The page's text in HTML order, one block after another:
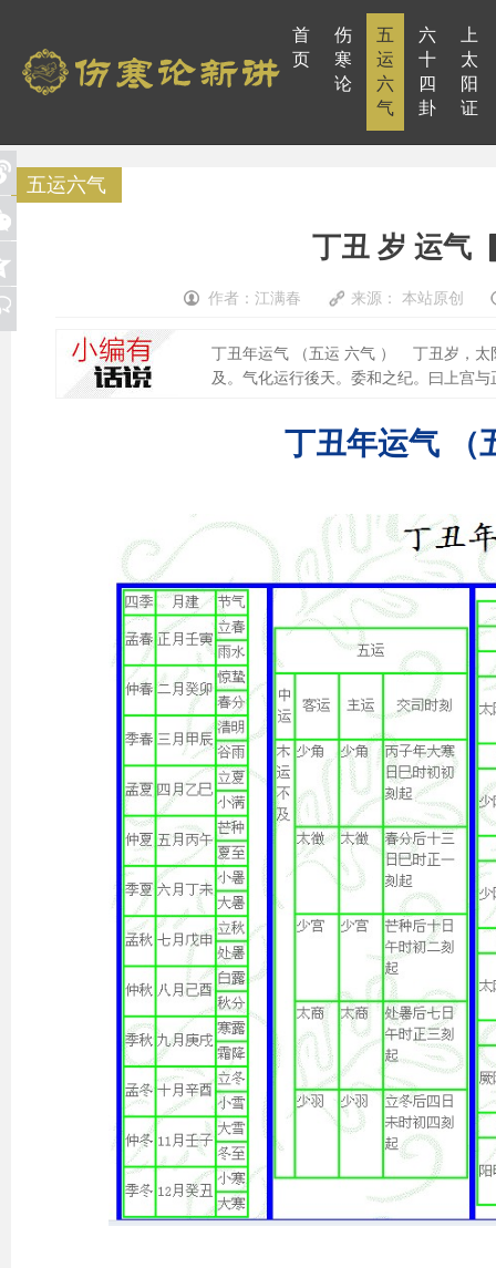
首
页
伤
寒
论
五
运
六
气
六
十
四
卦
上
太
阳
证
五运六气
丁丑 岁 运气
作者：江满春 来源： 本站原创
丁丑年运气 （五运 六气 ） 丁丑岁，太
及。气化运行後天。委和之纪。曰上宫
丁丑年运气 （